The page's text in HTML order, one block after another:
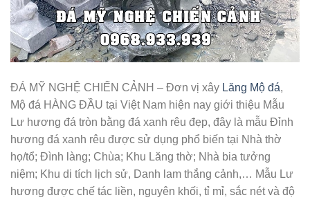
ĐÁ MỸ NGHỆ CHIẾN CẢNH – Đơn vị xây Lăng Mộ đá,
Mộ đá HÀNG ĐẦU tại Việt Nam hiện nay giới thiệu Mẫu
Lư hương đá tròn bằng đá xanh rêu đẹp, đây là mẫu Đỉnh
hương đá xanh rêu được sử dụng phổ biến tại Nhà thờ
họ/tổ; Đình làng; Chùa; Khu Lăng thờ; Nhà bia tưởng
niệm; Khu di tích lịch sử, Danh lam thắng cảnh,… Mẫu Lư
hương được chế tác liền, nguyên khối, tỉ mỉ, sắc nét và độ